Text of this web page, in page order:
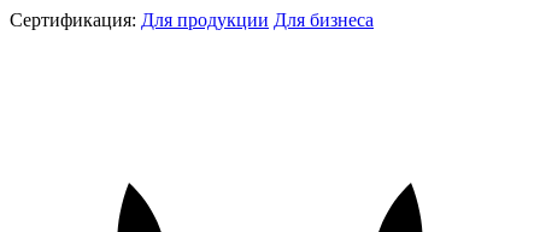
Сертификация: Для продукции Для бизнеса